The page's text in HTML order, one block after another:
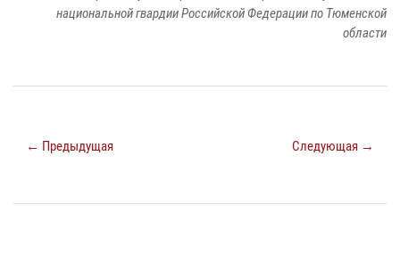
национальной гвардии Российской Федерации по Тюменской
области
← Предыдущая Следующая →